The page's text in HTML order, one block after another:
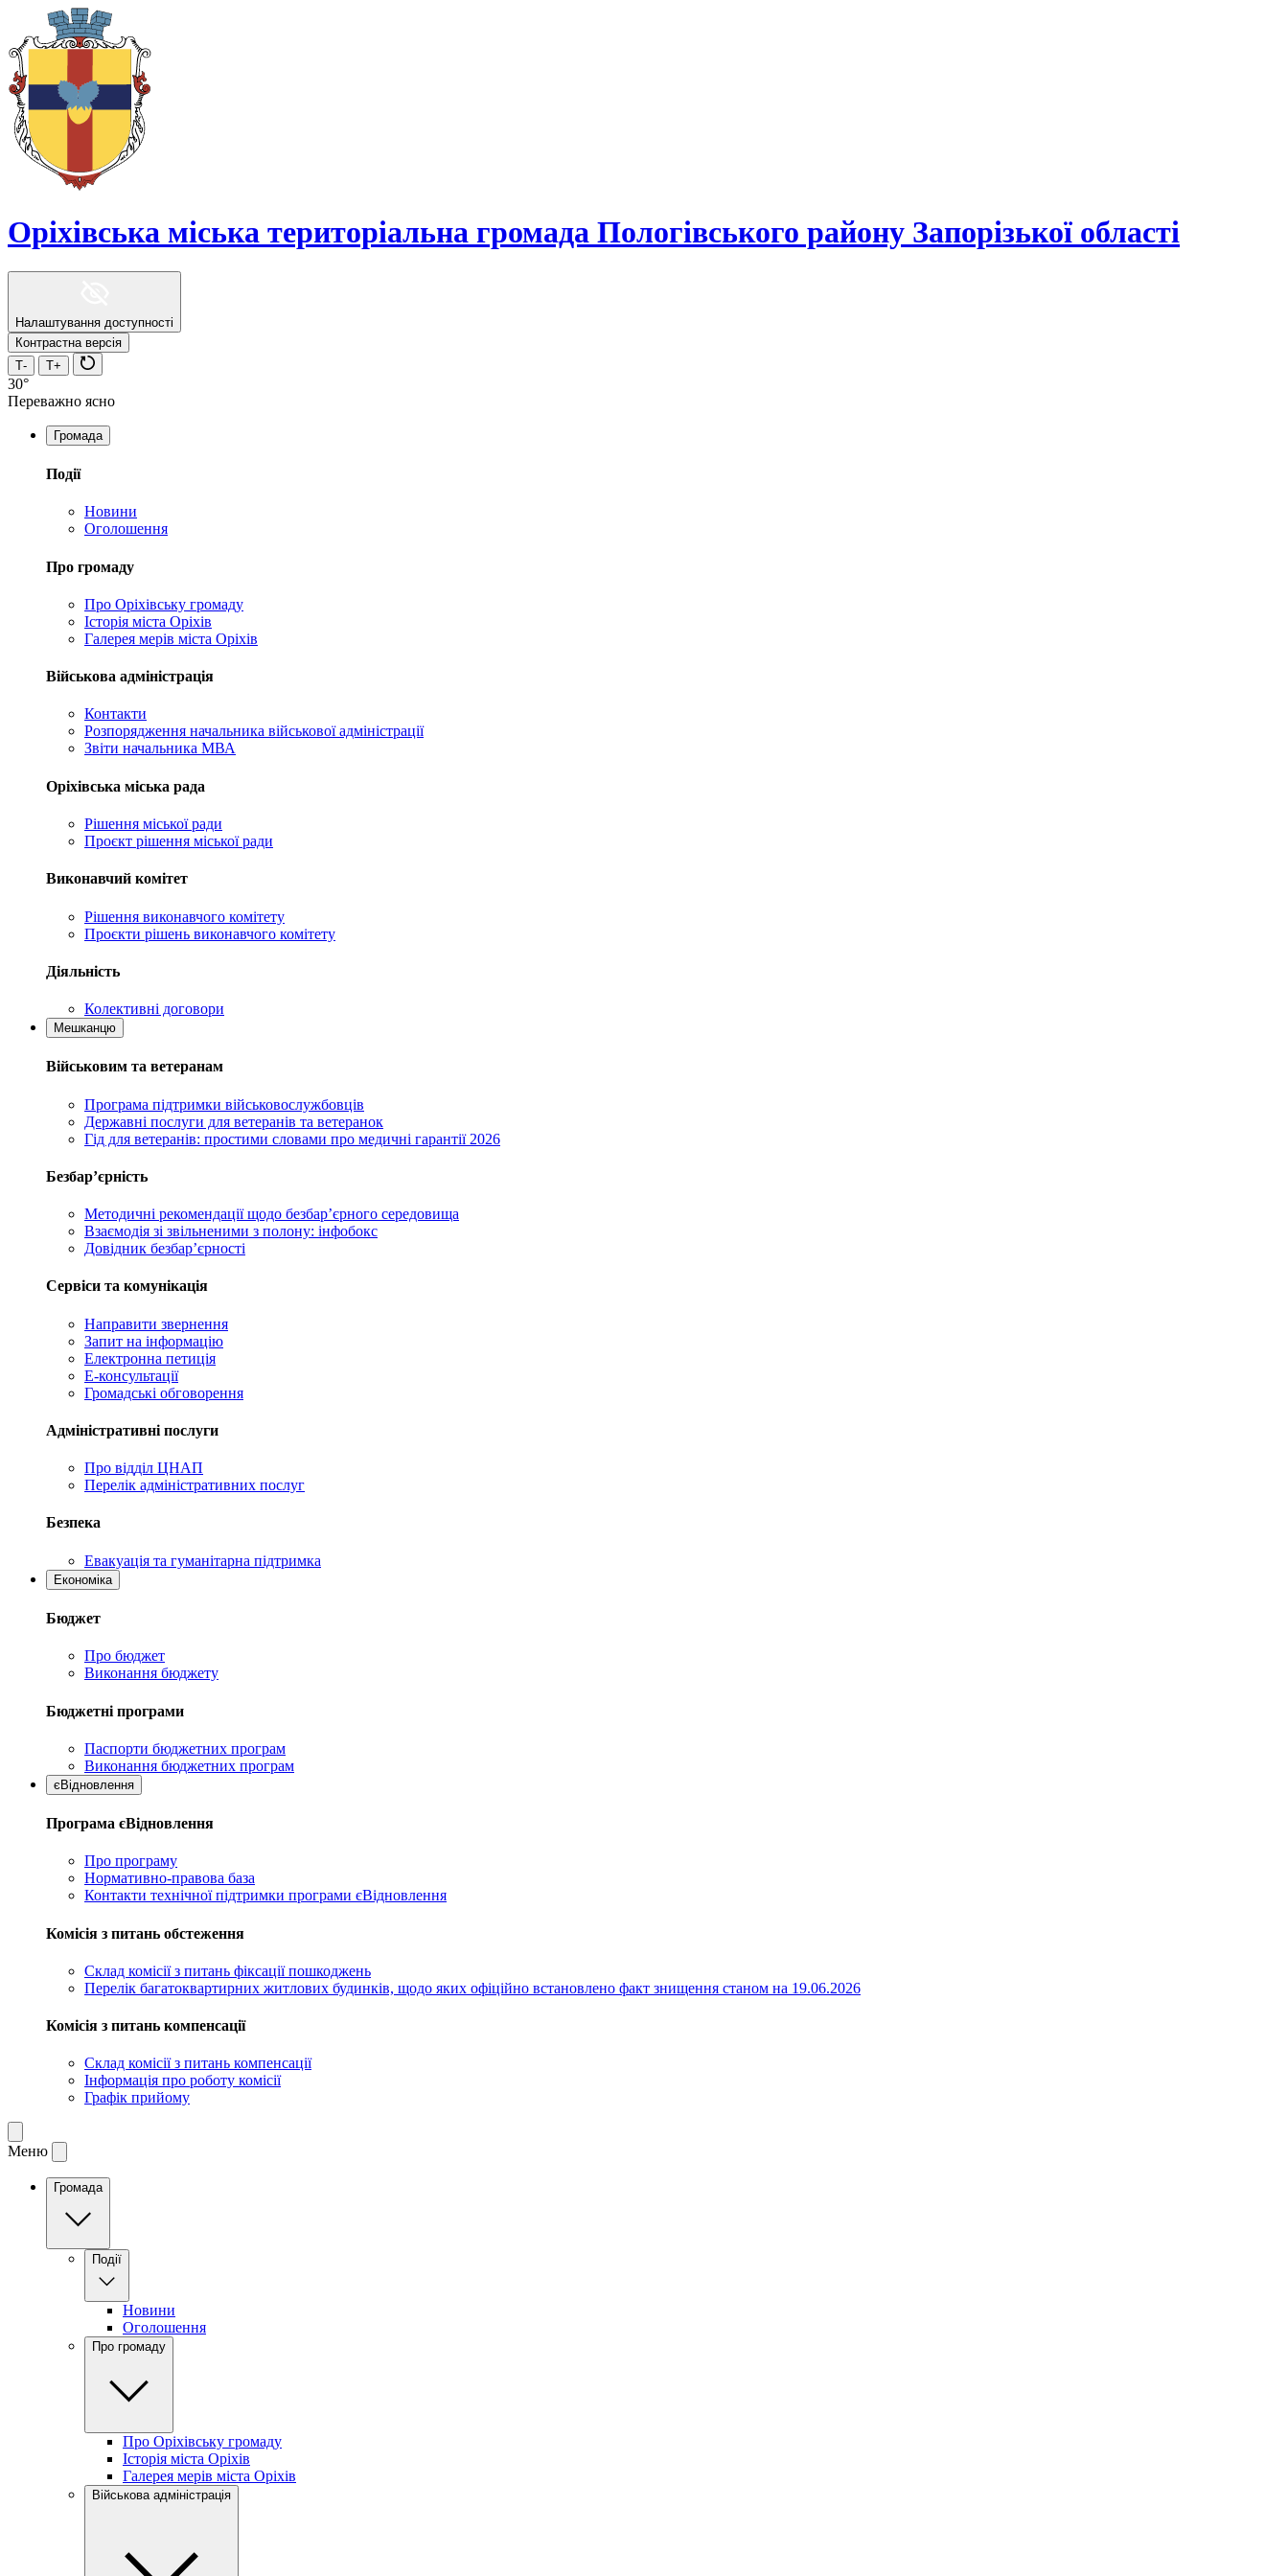
Оріхівська міська територіальна громада Пологівського району Запорізької області
Налаштування доступності
Контрастна версія
Т-
Т+
30°
Переважно ясно
Громада
Події
Новини
Оголошення
Про громаду
Про Оріхівську громаду
Історія міста Оріхів
Галерея мерів міста Оріхів
Військова адміністрація
Контакти
Розпорядження начальника військової адміністрації
Звіти начальника МВА
Оріхівська міська рада
Рішення міської ради
Проєкт рішення міської ради
Виконавчий комітет
Рішення виконавчого комітету
Проєкти рішень виконавчого комітету
Діяльність
Колективні договори
Мешканцю
Військовим та ветеранам
Програма підтримки військовослужбовців
Державні послуги для ветеранів та ветеранок
Гід для ветеранів: простими словами про медичні гарантії 2026
Безбар’єрність
Методичні рекомендації щодо безбар’єрного середовища
Взаємодія зі звільненими з полону: інфобокс
Довідник безбар’єрності
Сервіси та комунікація
Направити звернення
Запит на інформацію
Електронна петиція
Е-консультації
Громадські обговорення
Адміністративні послуги
Про відділ ЦНАП
Перелік адміністративних послуг
Безпека
Евакуація та гуманітарна підтримка
Економіка
Бюджет
Про бюджет
Виконання бюджету
Бюджетні програми
Паспорти бюджетних програм
Виконання бюджетних програм
єВідновлення
Програма єВідновлення
Про програму
Нормативно-правова база
Контакти технічної підтримки програми єВідновлення
Комісія з питань обстеження
Склад комісії з питань фіксації пошкоджень
Перелік багатоквартирних житлових будинків, щодо яких офіційно встановлено факт знищення станом на 19.06.2026
Комісія з питань компенсації
Склад комісії з питань компенсації
Інформація про роботу комісії
Графік прийому
Меню
Громада
Події
Новини
Оголошення
Про громаду
Про Оріхівську громаду
Історія міста Оріхів
Галерея мерів міста Оріхів
Військова адміністрація